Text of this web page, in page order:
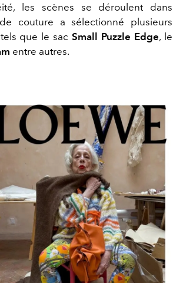
les scènes se déroulent dans
couture a sélectionné plusieurs
tels que le sacSmall Puzzle Edge, le
entre autres.